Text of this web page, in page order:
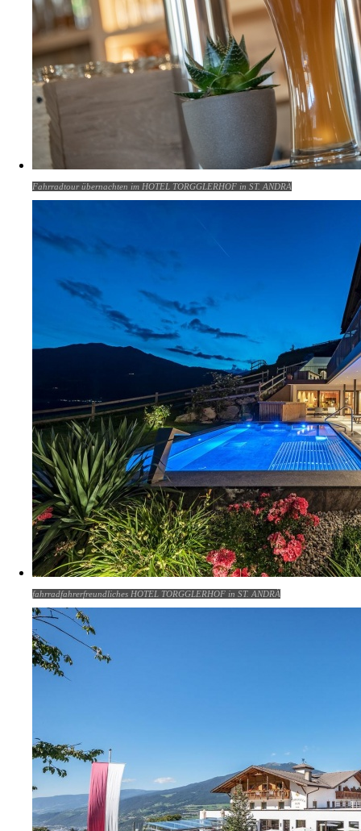
Fahrradtour übernachten im HOTEL TORGGLERHOF in ST. ANDRÄ
fahrradfahrerfreundliches HOTEL TORGGLERHOF in ST. ANDRÄ